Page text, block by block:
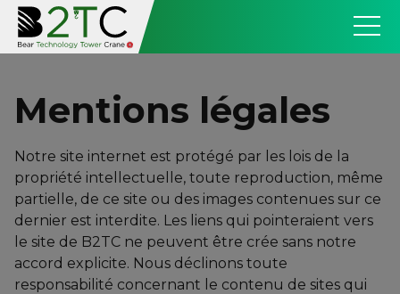
Mentions légales
Notre site internet est protégé par les lois de la
propriété intellectuelle, toute reproduction, même
partielle, de ce site ou des images contenues sur ce
dernier est interdite. Les liens qui pointeraient vers
le site de B2TC ne peuvent être crée sans notre
accord explicite. Nous déclinons toute
responsabilité concernant le contenu de sites qui